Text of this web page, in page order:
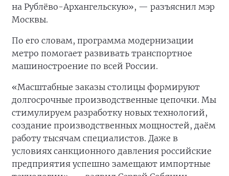
на Рублёво-Архангельскую», — разъяснил мэр
Москвы.
По его словам, программа модернизации
метро помогает развивать транспортное
машиностроение по всей России.
«Масштабные заказы столицы формируют
долгосрочные производственные цепочки. Мы
стимулируем разработку новых технологий,
создание производственных мощностей, даём
работу тысячам специалистов. Даже в
условиях санкционного давления российские
предприятия успешно замещают импортные